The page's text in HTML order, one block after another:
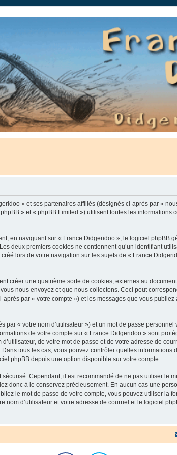
» et ses partenaires affiliés (désignés ci-après par «
» et « phpBB Limited ») utilisent toutes les informations
en naviguant sur « France Didgeridoo », le logiciel phpBB
deux premiers cookies ne contiennent qu’un identifiant
lors de votre navigation sur les sujets de « France
créer une quatrième sorte de cookies, externes au
nous envoyez et que nous collectons. Ceci peut
par « votre compte ») et les messages que vous
« votre nom d’utilisateur ») et un mot de passe
de votre compte sur « France Didgeridoo » sont
de votre mot de passe et de votre adresse de
tous les cas, vous pouvez contrôler quelles informations
phpBB depuis une option disponible sur votre compte.
Cependant, il est recommandé de ne pas utiliser le
donc à le conservez précieusement. En aucun cas une
le mot de passe de votre compte, vous pouvez utiliser la
d’utilisateur et votre adresse de courriel et le logiciel